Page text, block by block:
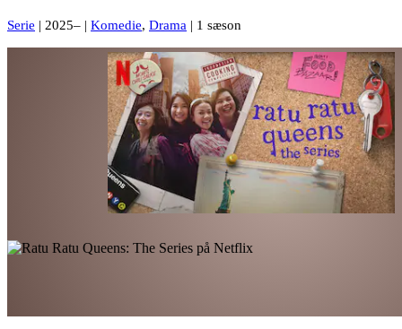
Serie | 2025– | Komedie, Drama | 1 sæson